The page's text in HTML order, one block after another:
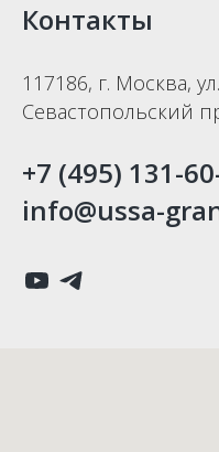
Контакты
117186, г. Москва, ул.
Севастопольский
+7 (495) 131-
info@ussa-